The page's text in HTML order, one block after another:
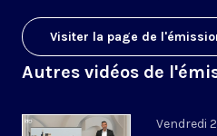
Visiter la page de
Autres vidéos de
Vendredi